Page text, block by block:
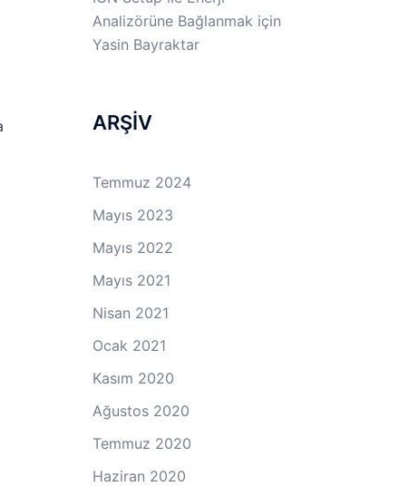
Analizörüne Bağlanmak için
Yasin Bayraktar
ARŞİV
Temmuz 2024
Mayıs 2023
Mayıs 2022
Mayıs 2021
Nisan 2021
Ocak 2021
Kasım 2020
Ağustos 2020
Temmuz 2020
Haziran 2020